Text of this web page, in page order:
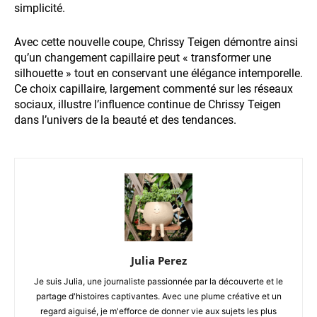
simplicité.
Avec cette nouvelle coupe, Chrissy Teigen démontre ainsi
qu’un changement capillaire peut « transformer une
silhouette » tout en conservant une élégance intemporelle.
Ce choix capillaire, largement commenté sur les réseaux
sociaux, illustre l’influence continue de Chrissy Teigen
dans l’univers de la beauté et des tendances.
Julia Perez
Je suis Julia, une journaliste passionnée par la découverte et le
partage d'histoires captivantes. Avec une plume créative et un
regard aiguisé, je m'efforce de donner vie aux sujets les plus